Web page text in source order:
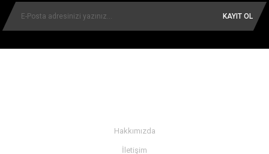
KAYIT OL
Hakkımızda
İletişim